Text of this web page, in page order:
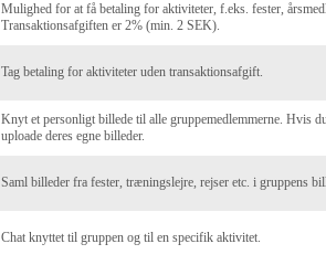
Mulighed for at få betaling for aktiviteter, f.eks. fester,
Transaktionsafgiften er 2% (min. 2 SEK).
Tag betaling for aktiviteter uden transaktionsafgift.
Knyt et personligt billede til alle gruppemedlemmerne. Hvis
uploade deres egne billeder.
Saml billeder fra fester, træningslejre, rejser etc. i gruppens
Chat knyttet til gruppen og til en specifik aktivitet.